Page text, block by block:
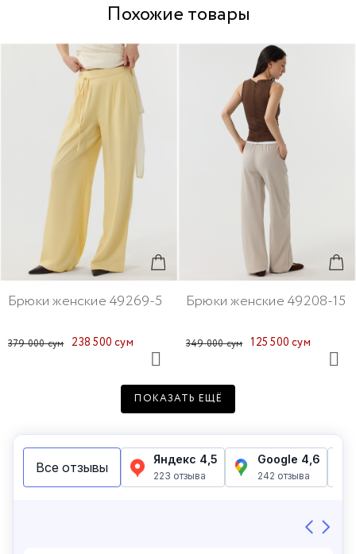
Похожие товары
Брюки женские 49269-5
379 000 сум 238 500 сум
Брюки женские 49208-15
349 000 сум 125 500 сум
ПОКАЗАТЬ ЕЩЁ